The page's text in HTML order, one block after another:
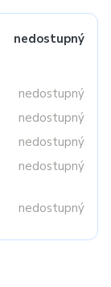
nedostupný
nedostupný
nedostupný
nedostupný
nedostupný
nedostupný